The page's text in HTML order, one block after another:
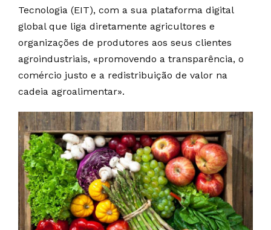
Tecnologia (EIT), com a sua plataforma digital
global que liga diretamente agricultores e
organizações de produtores aos seus clientes
agroindustriais, «promovendo a transparência, o
comércio justo e a redistribuição de valor na
cadeia agroalimentar».